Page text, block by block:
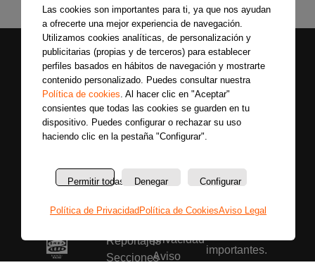
Las cookies son importantes para ti, ya que nos ayudan
a ofrecerte una mejor experiencia de navegación.
Utilizamos cookies analíticas, de personalización y
publicitarias (propias y de terceros) para establecer
perfiles basados en hábitos de navegación y mostrarte
contenido personalizado. Puedes consultar nuestra
Política de cookies. Al hacer clic en "Aceptar"
consientes que todas las cookies se guarden en tu
dispositivo. Puedes configurar o rechazar su uso
haciendo clic en la pestaña "Configurar".
Permitir todas Denegar Configurar
Política de Privacidad Política de CookiesAviso Legal
Secciones
noticias
Colaboradores
Entrevistas
Reportajes
Secciones
Sobre
La
emisora
Política
privacidad
Aviso
redes sociales y
de todas las
importantes.